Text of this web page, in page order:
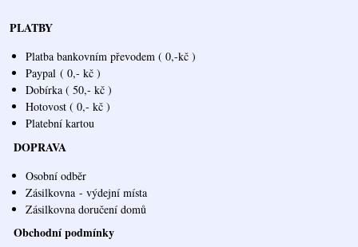
PLATBY
Platba bankovním převodem ( 0,-kč )
Paypal ( 0,- kč )
Dobírka ( 50,- kč )
Hotovost ( 0,- kč )
Platební kartou
DOPRAVA
Osobní odběr
Zásilkovna - výdejní místa
Zásilkovna doručení domů
Obchodní podmínky